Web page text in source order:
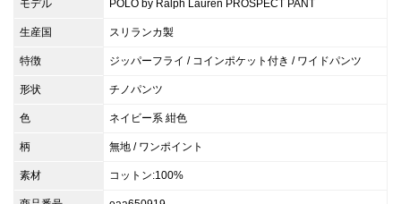
モデル POLO by Ralph Lauren PROSPECT PANT
生産国 スリランカ製
特徴 ジッパーフライ / コインポケット付き / ワイドパンツ
形状 チノパンツ
色 ネイビー系 紺色
柄 無地 / ワンポイント
素材 コットン:100%